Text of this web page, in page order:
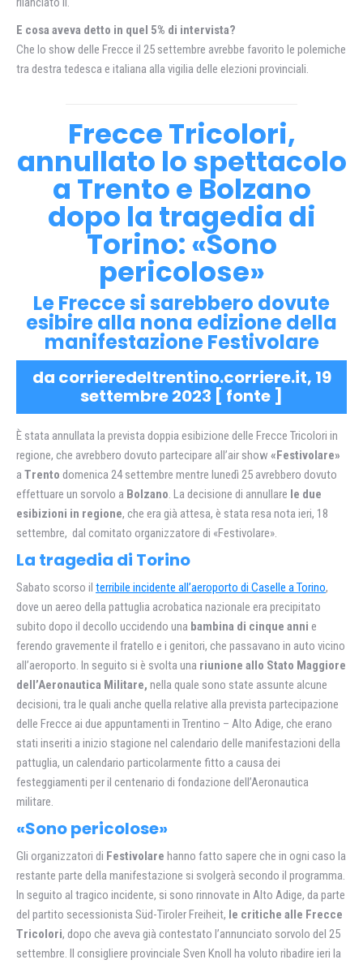
E cosa aveva detto in quel 5% di intervista?
Che lo show delle Frecce il 25 settembre avrebbe favorito le polemiche
tra destra tedesca e italiana alla vigilia delle elezioni provinciali.
Frecce Tricolori,
annullato lo spettacolo
a Trento e Bolzano
dopo la tragedia di
Torino: «Sono
pericolose»
Le Frecce si sarebbero dovute
esibire alla nona edizione della
manifestazione Festivolare
da corrieredeltrentino.corriere.it, 19
settembre 2023 [ fonte ]
È stata annullata la prevista doppia esibizione delle Frecce Tricolori in
regione, che avrebbero dovuto partecipare all’air show «Festivolare»
a Trento domenica 24 settembre mentre lunedì 25 avrebbero dovuto
effettuare un sorvolo a Bolzano. La decisione di annullare le due
esibizioni in regione, che era già attesa, è stata resa nota ieri, 18
settembre, dal comitato organizzatore di «Festivolare».
La tragedia di Torino
Sabato scorso il terribile incidente all’aeroporto di Caselle a Torino,
dove un aereo della pattuglia acrobatica nazionale era precipitato
subito dopo il decollo uccidendo una bambina di cinque anni e
ferendo gravemente il fratello e i genitori, che passavano in auto vicino
all’aeroporto. In seguito si è svolta una riunione allo Stato Maggiore
dell’Aeronautica Militare, nella quale sono state assunte alcune
decisioni, tra le quali anche quella relative alla prevista partecipazione
delle Frecce ai due appuntamenti in Trentino – Alto Adige, che erano
stati inseriti a inizio stagione nel calendario delle manifestazioni della
pattuglia, un calendario particolarmente fitto a causa dei
festeggiamenti per il centenario di fondazione dell’Aeronautica
militare.
«Sono pericolose»
Gli organizzatori di Festivolare hanno fatto sapere che in ogni caso la
restante parte della manifestazione si svolgerà secondo il programma.
In seguito al tragico incidente, si sono rinnovate in Alto Adige, da parte
del partito secessionista Süd-Tiroler Freiheit, le critiche alle Frecce
Tricolori, dopo che aveva già contestato l’annunciato sorvolo del 25
settembre. Il consigliere provinciale Sven Knoll ha voluto ribadire ieri la